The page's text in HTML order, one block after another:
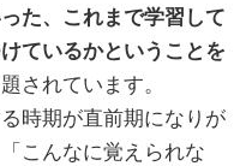
た、これまで学習して
ているかということを
されています。
時期が直前期になりが
こんなに覚えられな